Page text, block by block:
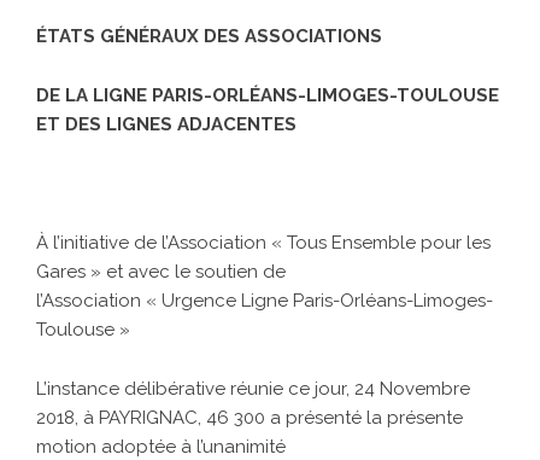
ÉTATS GÉNÉRAUX DES ASSOCIATIONS
DE LA LIGNE PARIS-ORLÉANS-LIMOGES-TOULOUSE
ET DES LIGNES ADJACENTES
À l’initiative de l’Association « Tous Ensemble pour les
Gares » et avec le soutien de
l’Association « Urgence Ligne Paris-Orléans-Limoges-
Toulouse »
L’instance délibérative réunie ce jour, 24 Novembre
2018, à PAYRIGNAC, 46 300 a présenté la présente
motion adoptée à l’unanimité